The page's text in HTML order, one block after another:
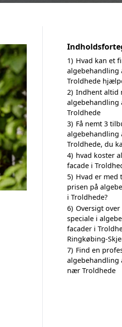
1) Hvad kan et
algebehandling
Troldhede
2) Indhent altid
algebehandling
Troldhede
3) Få nemt 3
algebehandling
Troldhede, du
4) hvad koster
facade i
5) Hvad er med
prisen på
i Troldhede?
6) Oversigt
speciale i
facader i
Ringkøbing-
7) Find en
algebehandling
nær Troldhede